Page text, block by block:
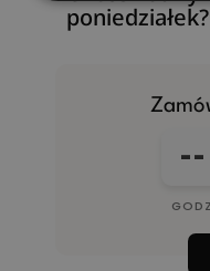
poniedziałek?
--
GODZ